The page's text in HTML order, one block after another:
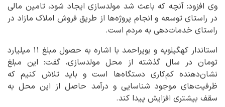
وی افزود: آنچه که باعث شد مولدسازی ایجاد شود، تامین مالی
در راستای توسعه و انجام پروژه‌ها از طریق فروش املاک مازاد در
راستای خدمات‌دهی به مردم است.
استاندار کهگیلویه و بویراحمد با اشاره به حصول مبلغ ۱۱ میلیارد
تومان در سال گذشته از محل مولدسازی، گفت: این مبلغ
نشان‌دهنده کم‌کاری دستگاه‌ها است و باید تلاش کنیم که
ظرفیت‌های موجود شناسایی و درآمد حاصل از این محل به
سقف بیشتری افزایش پیدا کند.